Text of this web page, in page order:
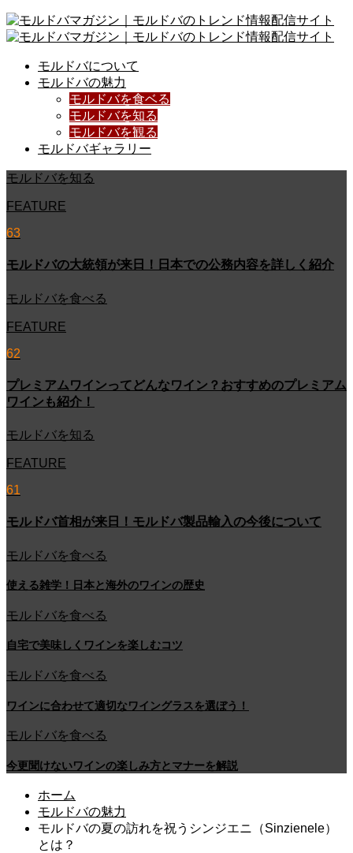
モルドバについて
モルドバの魅力
モルドバを食ベる
モルドバを知る
モルドバを観る
モルドバギャラリー
モルドバを知る
FEATURE
63
モルドバの大統領が来日！日本での公務内容を詳しく紹介
モルドバを食べる
FEATURE
62
プレミアムワインってどんなワイン？おすすめのプレミアム
ワインも紹介！
モルドバを知る
FEATURE
61
モルドバ首相が来日！モルドバ製品輸入の今後について
モルドバを食べる
使える雑学！日本と海外のワインの歴史
モルドバを食べる
自宅で美味しくワインを楽しむコツ
モルドバを食べる
ワインに合わせて適切なワイングラスを選ぼう！
モルドバを食べる
今更聞けないワインの楽しみ方とマナーを解説
ホーム
モルドバの魅力
モルドバの夏の訪れを祝うシンジエニ（Sinzienele）
とは？